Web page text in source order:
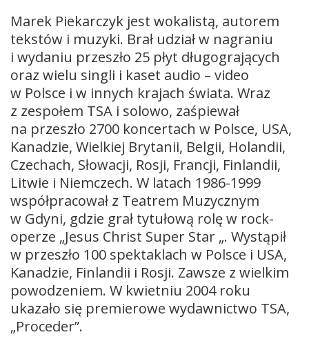
Marek Piekarczyk jest wokalistą, autorem
tekstów i muzyki. Brał udział w nagraniu
i wydaniu przeszło 25 płyt długogrających
oraz wielu singli i kaset audio – video
w Polsce i w innych krajach świata. Wraz
z zespołem TSA i solowo, zaśpiewał
na przeszło 2700 koncertach w Polsce, USA,
Kanadzie, Wielkiej Brytanii, Belgii, Holandii,
Czechach, Słowacji, Rosji, Francji, Finlandii,
Litwie i Niemczech. W latach 1986-1999
współpracował z Teatrem Muzycznym
w Gdyni, gdzie grał tytułową rolę w rock-
operze „Jesus Christ Super Star „. Wystąpił
w przeszło 100 spektaklach w Polsce i USA,
Kanadzie, Finlandii i Rosji. Zawsze z wielkim
powodzeniem. W kwietniu 2004 roku
ukazało się premierowe wydawnictwo TSA,
„Proceder”.